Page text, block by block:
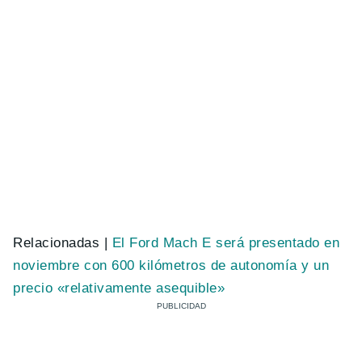
Relacionadas |
El Ford Mach E será presentado en
noviembre con 600 kilómetros de autonomía y un
precio «relativamente asequible»